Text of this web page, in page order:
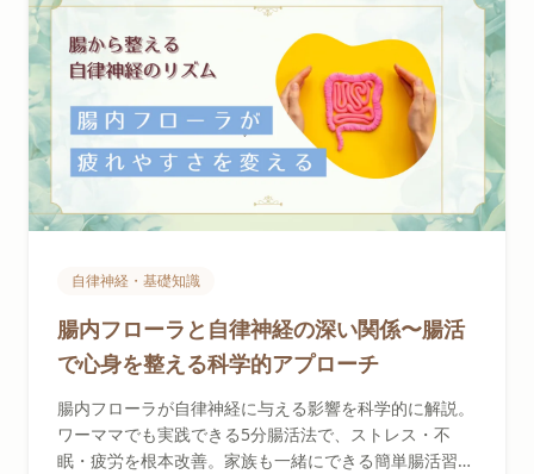
自律神経・基礎知識
腸内フローラと自律神経の深い関係〜腸活
で心身を整える科学的アプローチ
腸内フローラが自律神経に与える影響を科学的に解説。
ワーママでも実践できる5分腸活法で、ストレス・不
眠・疲労を根本改善。家族も一緒にできる簡単腸活習慣